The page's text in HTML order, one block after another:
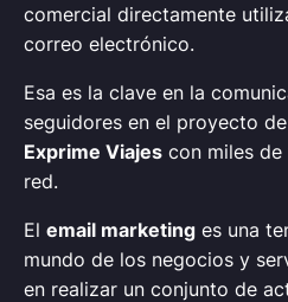
comercial directamente
correo electrónico.
Esa es la clave en la
seguidores en el proyecto
Exprime Viajes con miles
red.
El email marketing es una
mundo de los negocios y
en realizar un conjunto de